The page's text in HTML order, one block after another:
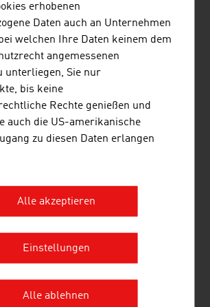
Group AG
GmbH 1.060,00
Holz Holding AG
Holding GmbH
GmbH
Bundesforste AG
Wood Products GmbH
erhobenen
Daten auch an Unternehmen
welchen Ihre Daten keinem dem
angemessenen
unterliegen, Sie nur
bis keine
Rechte genießen und
auch die US-amerikanische
zu diesen Daten erlangen
Alle akzeptieren
Einstellungen
Alle ablehnen